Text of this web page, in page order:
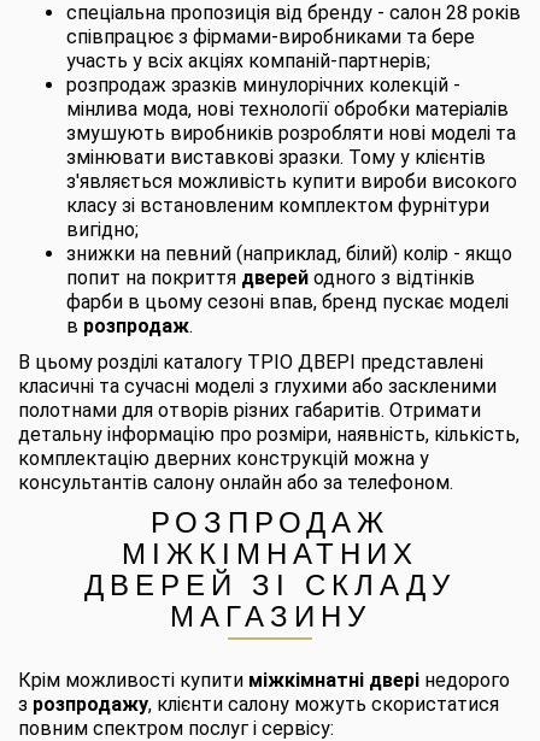
спеціальна пропозиція від бренду - салон 28 років
співпрацює з фірмами-виробниками та бере
участь у всіх акціях компаній-партнерів;
розпродаж зразків минулорічних колекцій -
мінлива мода, нові технології обробки матеріалів
змушують виробників розробляти нові моделі та
змінювати виставкові зразки. Тому у клієнтів
з'являється можливість купити вироби високого
класу зі встановленим комплектом фурнітури
вигідно;
знижки на певний (наприклад, білий) колір - якщо
попит на покриття дверей одного з відтінків
фарби в цьому сезоні впав, бренд пускає моделі
в розпродаж.
В цьому розділі каталогу ТРІО ДВЕРІ представлені
класичні та сучасні моделі з глухими або заскленими
полотнами для отворів різних габаритів. Отримати
детальну інформацію про розміри, наявність, кількість,
комплектацію дверних конструкцій можна у
консультантів салону онлайн або за телефоном.
РОЗПРОДАЖ
МІЖКІМНАТНИХ
ДВЕРЕЙ ЗІ СКЛАДУ
МАГАЗИНУ
Крім можливості купити міжкімнатні двері недорого
з розпродажу, клієнти салону можуть скористатися
повним спектром послуг і сервісу: